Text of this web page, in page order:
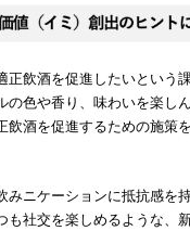
正飲酒を促進したいという
の色や香り、味わいを楽し
飲酒を促進するための施策
みニケーションに抵抗感を
も社交を楽しめるような、